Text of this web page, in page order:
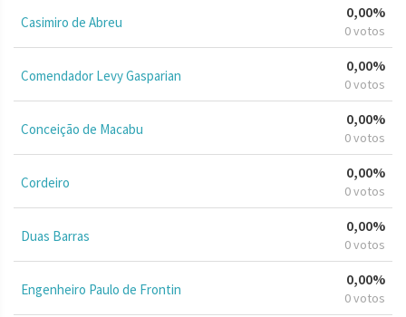
Casimiro de Abreu
0,00%
0 votos
Comendador Levy Gasparian
0,00%
0 votos
Conceição de Macabu
0,00%
0 votos
Cordeiro
0,00%
0 votos
Duas Barras
0,00%
0 votos
Engenheiro Paulo de Frontin
0,00%
0 votos